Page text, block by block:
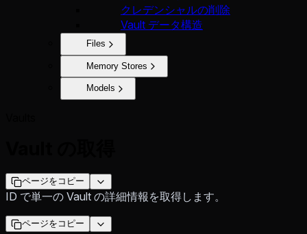
クレデンシャルの削除
Vault データ構造
Files
Memory Stores
Models
ページをコピー
ID で単一の Vault の詳細情報を取得します。
ページをコピー